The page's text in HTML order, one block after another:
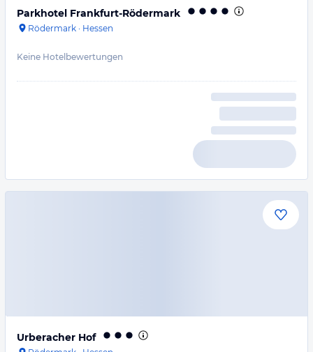
Parkhotel Frankfurt-Rödermark
Rödermark · Hessen
Keine Hotelbewertungen
Urberacher Hof